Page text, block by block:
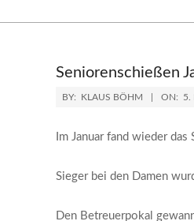
Seniorenschießen
BY: KLAUS BÖHM ON: 5.
Im Januar fand wieder
Sieger bei den Damen
Den Betreuerpokal